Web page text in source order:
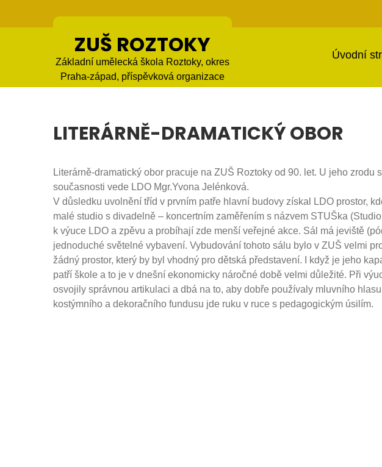
ZUŠ ROZTOKY
Základní umělecká škola Roztoky, okres
Praha-západ, příspěvková organizace
Úvodní
LITERÁRNĚ-DRAMATICKÝ OBOR
Literárně-dramatický obor pracuje na ZUŠ Roztoky od 90. let. U jeho zrodu
současnosti vede LDO Mgr.Yvona Jelénková.
V důsledku uvolnění tříd v prvním patře hlavní budovy získal LDO prostor,
malé studio s divadelně – koncertním zaměřením s názvem STUŠka
k výuce LDO a zpěvu a probíhají zde menší veřejné akce. Sál má jeviště
jednoduché světelné vybavení. Vybudování tohoto sálu bylo v ZUŠ velmi
žádný prostor, který by byl vhodný pro dětská představení. I když je jeho
patří škole a to je v dnešní ekonomicky náročné době velmi důležité. Při
osvojily správnou artikulaci a dbá na to, aby dobře používaly mluvního
kostýmního a dekoračního fundusu jde ruku v ruce s pedagogickým úsilím.